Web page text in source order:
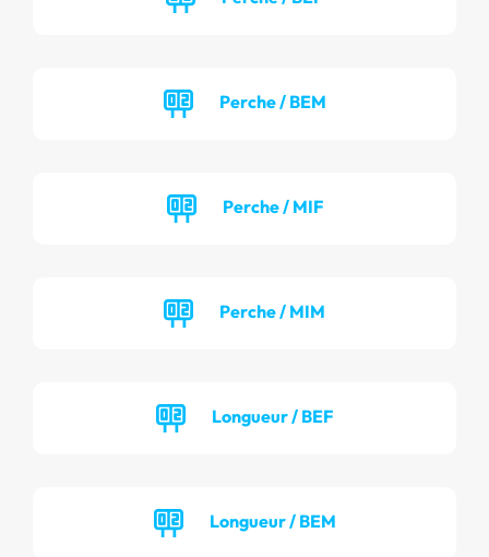
Perche / BEM
Perche / MIF
Perche / MIM
Longueur / BEF
Longueur / BEM